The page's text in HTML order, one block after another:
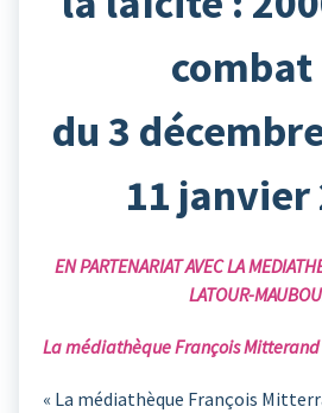
combat
du 3
11 janvier
EN PARTENARIAT AVEC LA
LATOUR-
La médiathèque François
« La médiathèque François